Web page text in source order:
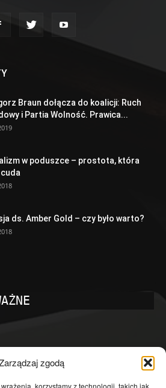
zgodą
korzystamy z technologii, takich jak
Braun dołącza do koalicji: Ruch
i Partia Wolność. Prawica...
w poduszce – prostota, która
ds. Amber Gold – czy było warto?
4601